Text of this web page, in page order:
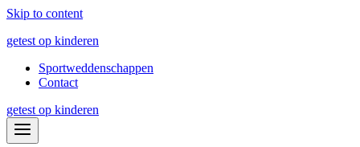
Skip to content
getest op kinderen
Sportweddenschappen
Contact
getest op kinderen